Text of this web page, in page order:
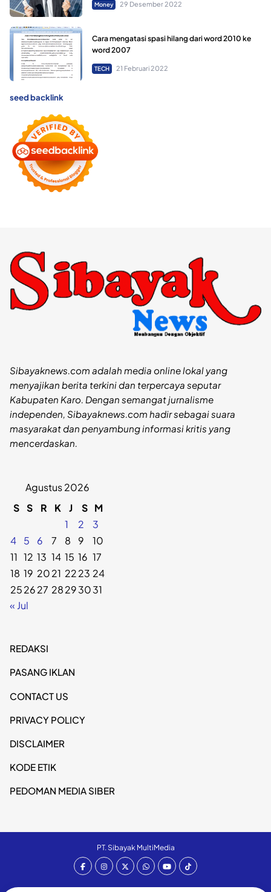
Money 29 Desember 2022
Cara mengatasi spasi hilang dari word 2010 ke
word 2007
TECH 21 Februari 2022
seed backlink
Sibayaknews.com adalah media online lokal yang
menyajikan berita terkini dan terpercaya seputar
Kabupaten Karo. Dengan semangat jurnalisme
independen, Sibayaknews.com hadir sebagai suara
masyarakat dan penyambung informasi kritis yang
mencerdaskan.
Agustus 2026
S S R K J S M
1
2
3
4
5 6 7 8 9
10
11 12 13 14 15 16 17
18 19 2021 2223 24
252627 28293031
« Jul
REDAKSI
PASANG IKLAN
CONTACT US
PRIVACY POLICY
DISCLAIMER
KODE ETIK
PEDOMAN MEDIA SIBER
PT. Sibayak MultiMedia